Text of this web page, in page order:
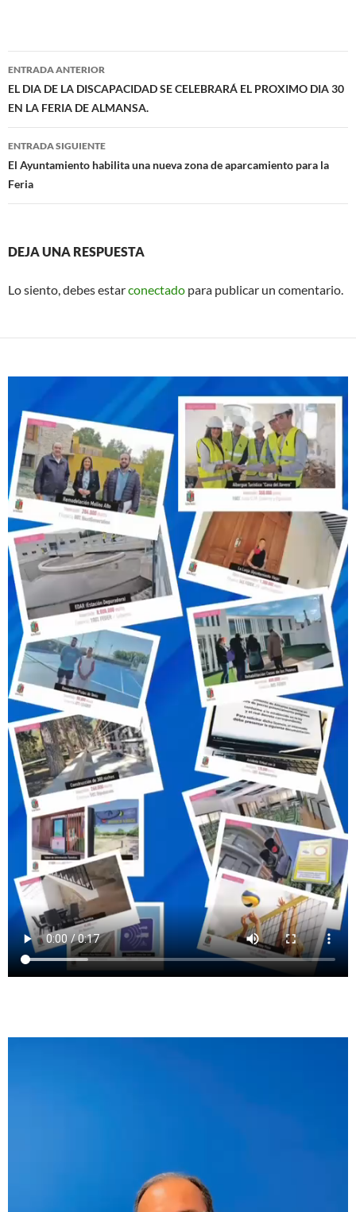
b
o
o
k
s
A
p
p
Navegación
de
entradas
ENTRADA ANTERIOR
EL DIA DE LA DISCAPACIDAD SE CELEBRARÁ EL PROXIMO DIA 30
EN LA FERIA DE ALMANSA.
ENTRADA SIGUIENTE
El Ayuntamiento habilita una nueva zona de aparcamiento para la
Feria
DEJA UNA RESPUESTA
Lo siento, debes estarconectado para publicar un comentario.